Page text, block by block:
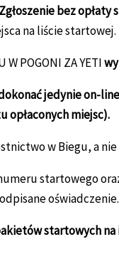
Zgłoszenie bez
na liście startowej.
POGONI ZA YETI
jedynie on-
opłaconych miejsc).
w Biegu, a
startowego
startowych na